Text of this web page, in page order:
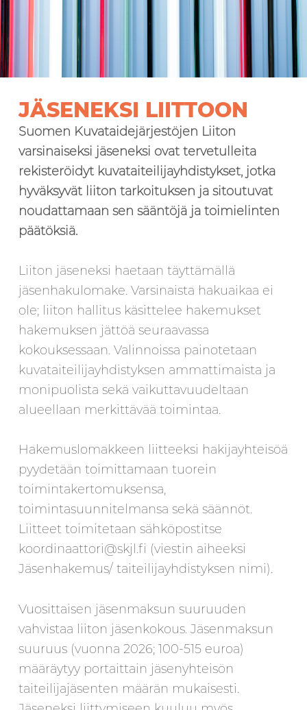
JÄSENEKSI LIITTOON
Suomen Kuvataidejärjestöjen Liiton
varsinaiseksi jäseneksi ovat tervetulleita
rekisteröidyt kuvataiteilijayhdistykset, jotka
hyväksyvät liiton tarkoituksen ja sitoutuvat
noudattamaan sen sääntöjä ja toimielinten
päätöksiä.
Liiton jäseneksi haetaan täyttämällä
jäsenhakulomake. Varsinaista hakuaikaa ei
ole; liiton hallitus käsittelee hakemukset
hakemuksen jättöä seuraavassa
kokouksessaan. Valinnoissa painotetaan
kuvataiteilijayhdistyksen ammattimaista ja
monipuolista sekä vaikuttavuudeltaan
alueellaan merkittävää toimintaa.
Hakemuslomakkeen liitteeksi hakijayhteisöä
pyydetään toimittamaan tuorein
toimintakertomuksensa,
toimintasuunnitelmansa sekä säännöt.
Liitteet toimitetaan sähköpostitse
koordinaattori@skjl.fi (viestin aiheeksi
Jäsenhakemus/ taiteilijayhdistyksen nimi).
Vuosittaisen jäsenmaksun suuruuden
vahvistaa liiton jäsenkokous. Jäsenmaksun
suuruus (vuonna 2026; 100-515 euroa)
määräytyy portaittain jäsenyhteisön
taiteilijajäsenten määrän mukaisesti.